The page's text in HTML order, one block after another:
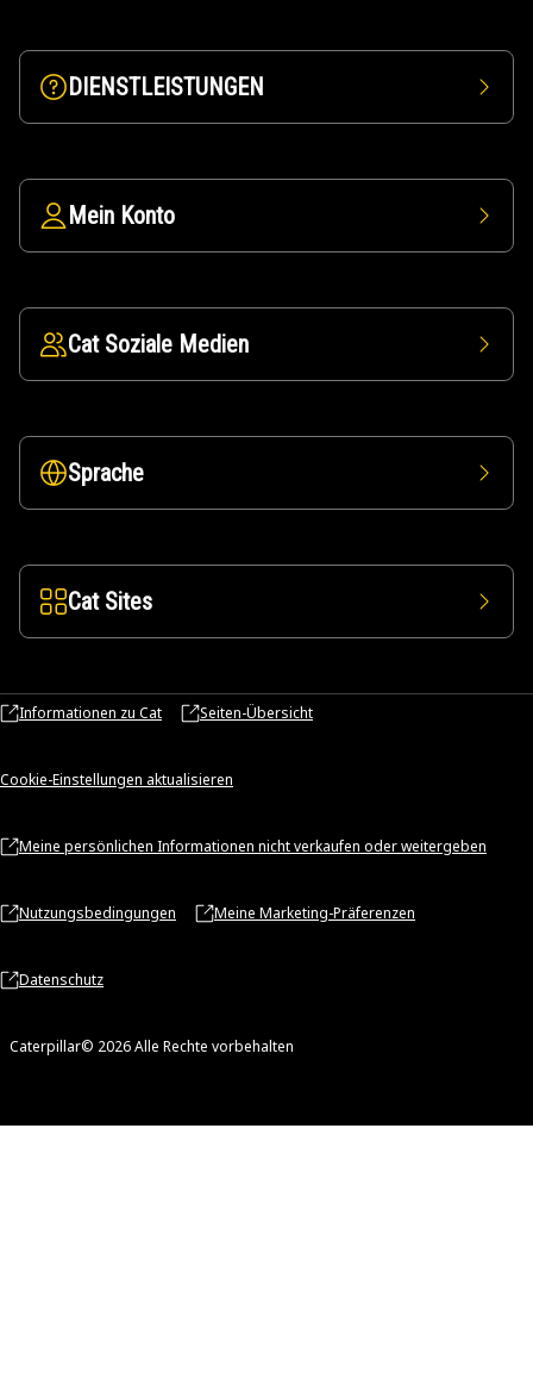
DIENSTLEISTUNGEN
Mein Konto
Cat Soziale Medien
Sprache
Cat Sites
Informationen zu Cat Seiten-Übersicht
Cookie-Einstellungen aktualisieren
Meine persönlichen Informationen nicht verkaufen oder weitergeben
Nutzungsbedingungen Meine Marketing-Präferenzen
Datenschutz
Caterpillar© 2026 Alle Rechte vorbehalten